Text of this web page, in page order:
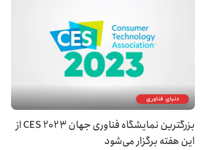
دنیای فناوری
بزرگترین نمایشگاه فناوری جهان CES 2023 از
این هفته برگزار می‌شود